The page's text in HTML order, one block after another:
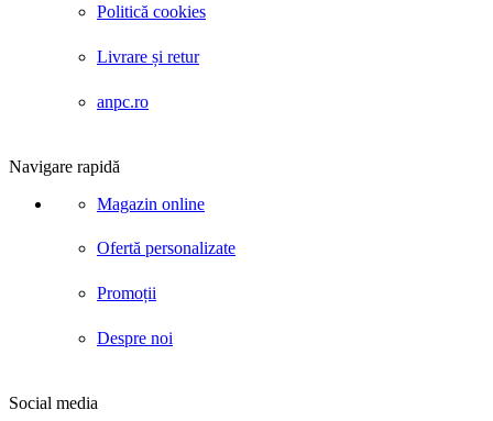
Politică cookies
Livrare și retur
anpc.ro
Navigare rapidă
Magazin online
Ofertă personalizate
Promoții
Despre noi
Social media